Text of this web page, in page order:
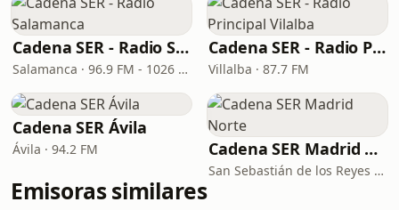
Cadena SER - Radio Salamanca
Salamanca · 96.9 FM - 1026 AM
Cadena SER - Radio Principal Vilalba
Villalba · 87.7 FM
Cadena SER Ávila
Ávila · 94.2 FM Cadena SER Madrid Norte
San Sebastián de los Reyes · 89.6 FM
Emisoras similares